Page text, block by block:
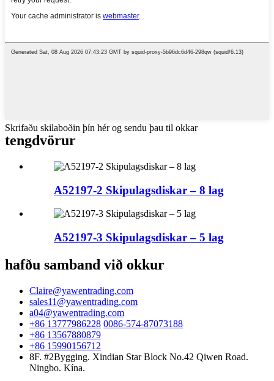
Skrifaðu skilaboðin þín hér og sendu þau til okkar
tengdvörur
A52197-2 Skipulagsdiskar – 8 lag
A52197-3 Skipulagsdiskar – 5 lag
hafðu samband við okkur
Claire@yawentrading.com
sales11@yawentrading.com
a04@yawentrading.com
+86 13777986228 0086-574-87073188
+86 13567880879
+86 15990156712
8F. #2Bygging. Xindian Star Block No.42 Qiwen Road.
Ningbo. Kína.